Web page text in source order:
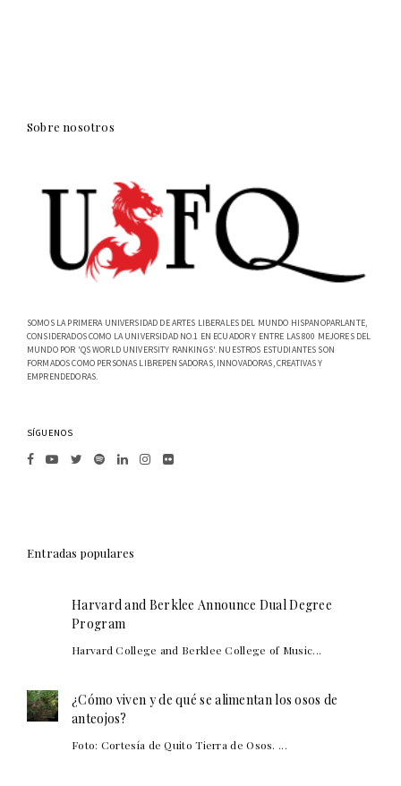
Sobre nosotros
SOMOS LA PRIMERA UNIVERSIDAD DE ARTES LIBERALES DEL MUNDO HISPANOPARLANTE,
CONSIDERADOS COMO LA UNIVERSIDAD NO.1 EN ECUADOR Y ENTRE LAS 800 MEJORES DEL
MUNDO POR 'QS WORLD UNIVERSITY RANKINGS'. NUESTROS ESTUDIANTES SON
FORMADOS COMO PERSONAS LIBREPENSADORAS, INNOVADORAS, CREATIVAS Y
EMPRENDEDORAS.
SÍGUENOS
Entradas populares
Harvard and Berklee Announce Dual Degree
Program
Harvard College and Berklee College of Music...
¿Cómo viven y de qué se alimentan los osos de
anteojos?
Foto: Cortesía de Quito Tierra de Osos. ...